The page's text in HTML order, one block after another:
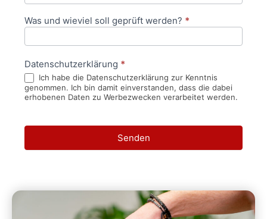
Was und wieviel soll geprüft werden? *
Datenschutzerklärung *
Ich habe die Datenschutzerklärung zur Kenntnis
genommen. Ich bin damit einverstanden, dass die dabei
erhobenen Daten zu Werbezwecken verarbeitet werden.
Senden